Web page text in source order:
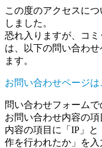
この度のアクセスに
しました。
恐れ入りますが、コ
は、以下の問い合わ
ます。
お問い合わせページ
問い合わせフォーム
お問い合わせ内容の
内容の項目に「IP」
作を行われたか」を入